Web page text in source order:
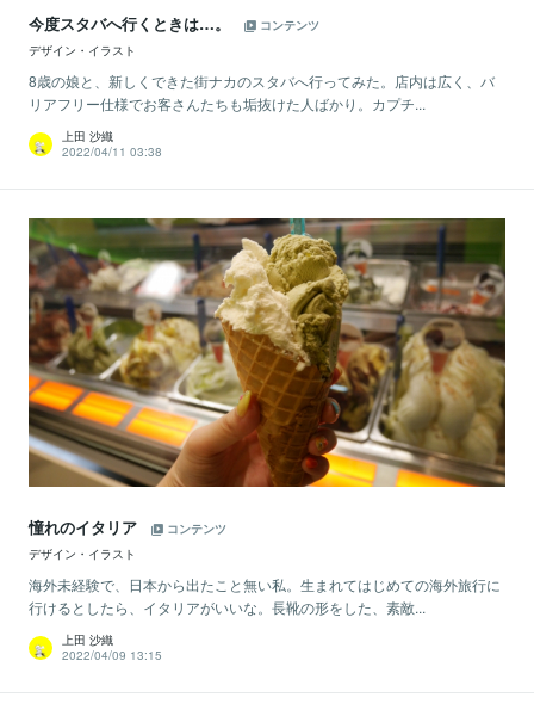
今度スタバへ行くときは…。
コンテンツ
デザイン・イラスト
8歳の娘と、新しくできた街ナカのスタバへ行ってみた。店内は広く、バ
リアフリー仕様でお客さんたちも垢抜けた人ばかり。カプチ...
上田 沙織
2022/04/11 03:38
憧れのイタリア
コンテンツ
デザイン・イラスト
海外未経験で、日本から出たこと無い私。生まれてはじめての海外旅行に
行けるとしたら、イタリアがいいな。長靴の形をした、素敵...
上田 沙織
2022/04/09 13:15